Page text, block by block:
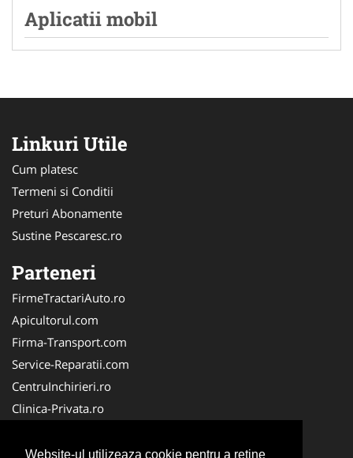
Website-ul utilizeaza cookie pentru a reţine
Aplicatii mobil
Linkuri Utile
Cum platesc
Termeni si Conditii
Preturi Abonamente
Sustine Pescaresc.ro
Parteneri
FirmeTractariAuto.ro
Apicultorul.com
Firma-Transport.com
Service-Reparatii.com
CentruInchirieri.ro
Clinica-Privata.ro
Servicii-DDD.com